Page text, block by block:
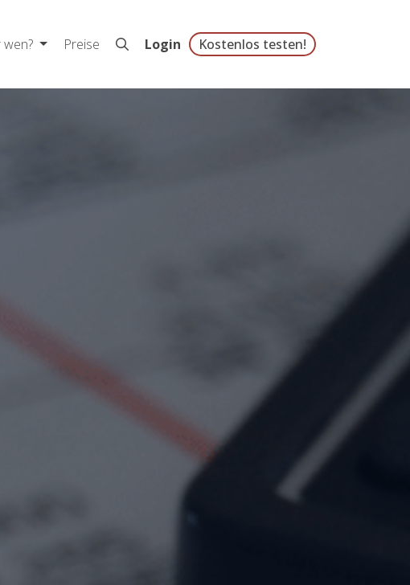
wen? Preise Login Kostenlos testen!